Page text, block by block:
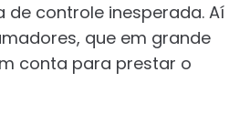
controle inesperada. Aí
que em grande
conta para prestar o